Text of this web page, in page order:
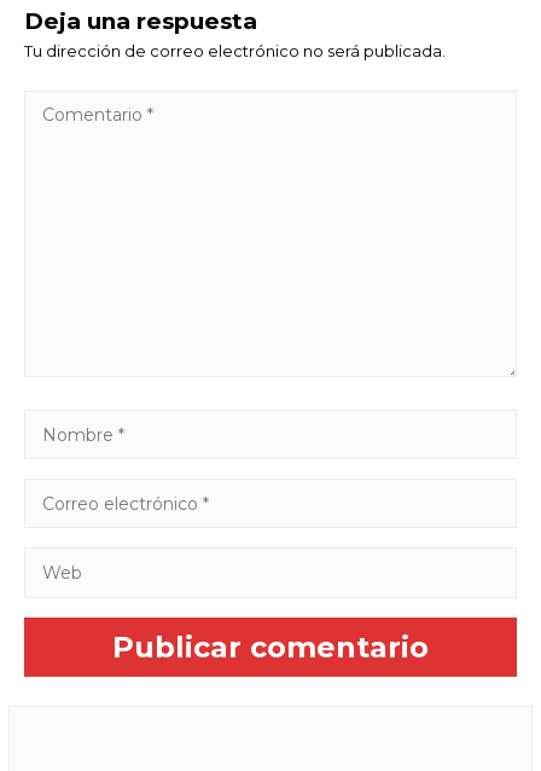
Deja una respuesta
Tu dirección de correo electrónico no será publicada.